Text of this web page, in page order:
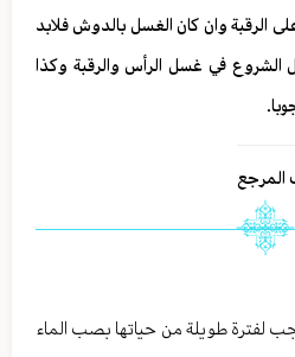
الرقبة وان كان الغسل بالدوش فلابد
في غسل الرأس والرقبة وكذا
المرجع
لفترة طويلة من حياتها بصب الماء